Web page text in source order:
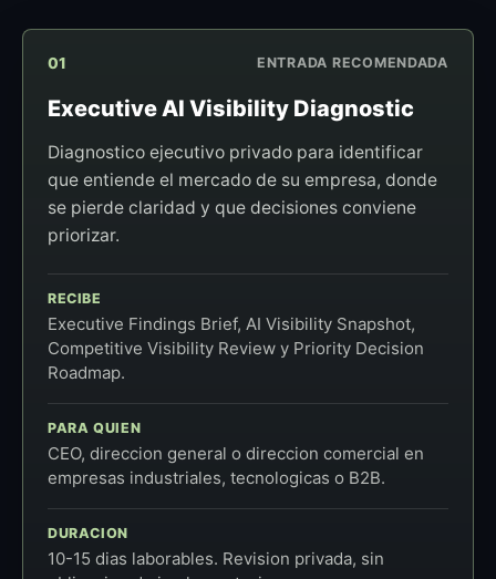
01 ENTRADA RECOMENDADA
Executive AI Visibility Diagnostic
Diagnostico ejecutivo privado para identificar
que entiende el mercado de su empresa, donde
se pierde claridad y que decisiones conviene
priorizar.
RECIBE
Executive Findings Brief, AI Visibility Snapshot,
Competitive Visibility Review y Priority Decision
Roadmap.
PARA QUIEN
CEO, direccion general o direccion comercial en
empresas industriales, tecnologicas o B2B.
DURACION
10-15 dias laborables. Revision privada, sin